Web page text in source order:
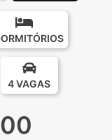
4 VAGAS